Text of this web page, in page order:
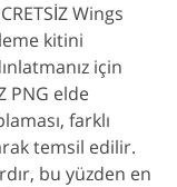
Wings
kitini
için
PNG elde
farklı
temsil edilir.
bu yüzden en